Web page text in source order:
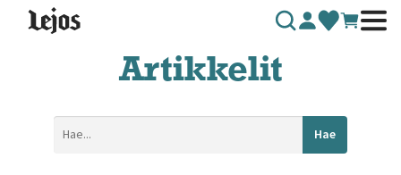
Siirry sisältöön
Artikkelit
Hae